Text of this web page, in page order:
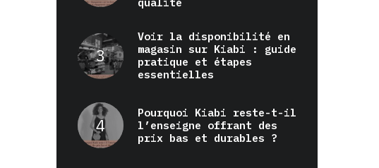
Voir la disponibilité en
magasin sur Kiabi : guide
pratique et étapes
essentielles
Pourquoi Kiabi reste-t-il
l’enseigne offrant des
prix bas et durables ?